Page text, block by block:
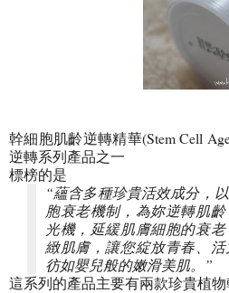
幹細胞肌齡逆轉精華(Stem Cell
逆轉系列產品之一
標榜的是
“蘊含多種珍貴活效成分，
胞衰老機制，為妳逆轉肌
光機，延緩肌膚細胞的衰
緻肌膚，讓您綻放青春、
彷如嬰兒般的嫩滑美肌。”
這系列的產品主要有兩款珍貴植物